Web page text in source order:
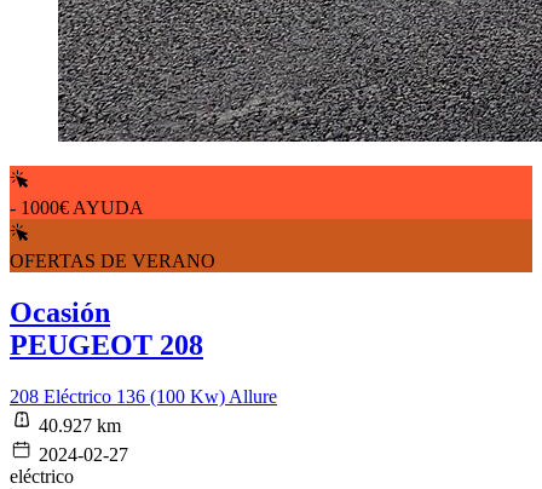
- 1000€ AYUDA
OFERTAS DE VERANO
Ocasión
PEUGEOT 208
208 Eléctrico 136 (100 Kw) Allure
40.927 km
2024-02-27
eléctrico